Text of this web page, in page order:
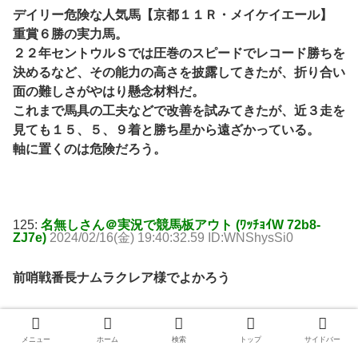
デイリー危険な人気馬【京都１１Ｒ・メイケイエール】
重賞６勝の実力馬。
２２年セントウルＳでは圧巻のスピードでレコード勝ちを
決めるなど、その能力の高さを披露してきたが、折り合い
面の難しさがやはり懸念材料だ。
これまで馬具の工夫などで改善を試みてきたが、近３走を
見ても１５、５、９着と勝ち星から遠ざかっている。
軸に置くのは危険だろう。
125: 名無しさん＠実況で競馬板アウト (ﾜｯﾁｮｲW 72b8-
ZJ7e) 2024/02/16(金) 19:40:32.59 ID:WNShysSi0
前哨戦番長ナムラクレア様でよかろう
メニュー ホーム 検索 トップ サイドバー